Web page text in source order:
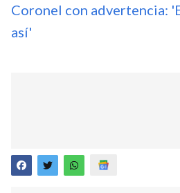
Coronel con advertencia:
así'